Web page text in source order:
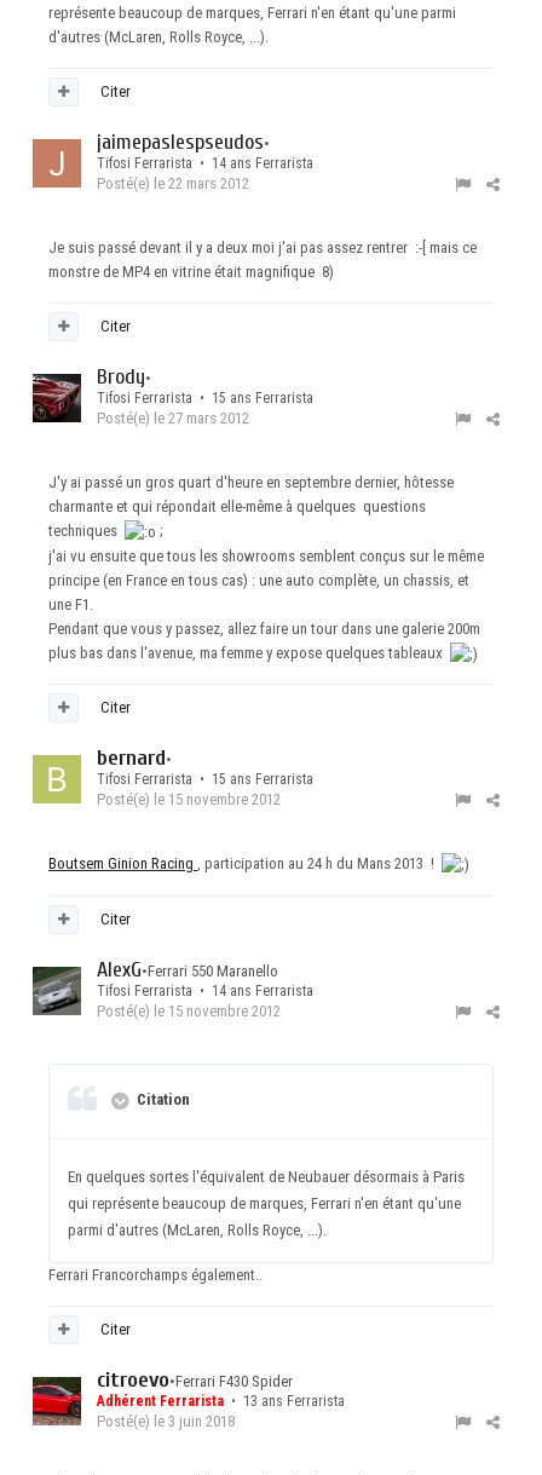
représente beaucoup de marques, Ferrari n'en étant qu'une parmi
d'autres (McLaren, Rolls Royce, ...).
Citer
jaimepaslespseudos•
Tifosi Ferrarista • 14 ans Ferrarista
Posté(e) le 22 mars 2012
Je suis passé devant il y a deux moi j'ai pas assez rentrer :-[ mais ce
monstre de MP4 en vitrine était magnifique 8)
Citer
Brody•
Tifosi Ferrarista • 15 ans Ferrarista
Posté(e) le 27 mars 2012
J'y ai passé un gros quart d'heure en septembre dernier, hôtesse
charmante et qui répondait elle-même à quelques questions
techniques
;
j'ai vu ensuite que tous les showrooms semblent conçus sur le même
principe (en France en tous cas) : une auto complète, un chassis, et
une F1.
Pendant que vous y passez, allez faire un tour dans une galerie 200m
plus bas dans l'avenue, ma femme y expose quelques tableaux
Citer
bernard•
Tifosi Ferrarista • 15 ans Ferrarista
Posté(e) le 15 novembre 2012
Boutsem Ginion Racing , participation au 24 h du Mans 2013 !
Citer
AlexG•Ferrari 550 Maranello
Tifosi Ferrarista • 14 ans Ferrarista
Posté(e) le 15 novembre 2012
Citation
En quelques sortes l'équivalent de Neubauer désormais à Paris
qui représente beaucoup de marques, Ferrari n'en étant qu'une
parmi d'autres (McLaren, Rolls Royce, ...).
Ferrari Francorchamps également..
Citer
citroevo•Ferrari F430 Spider
Adhérent Ferrarista • 13 ans Ferrarista
Posté(e) le 3 juin 2018